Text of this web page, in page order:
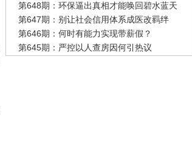
第648期：环保逼出真相才能唤回碧水蓝天
第647期：别让社会信用体系成医改羁绊
第646期：何时有能力实现带薪假？
第645期：严控以人查房因何引热议